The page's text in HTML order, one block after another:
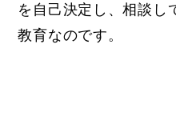
を自己決定し、相談し
教育なのです。